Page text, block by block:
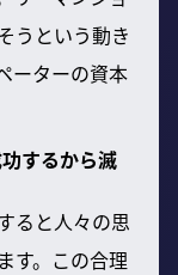
うという動き
ーターの資本
するから滅
ると人々の思
す。この合理